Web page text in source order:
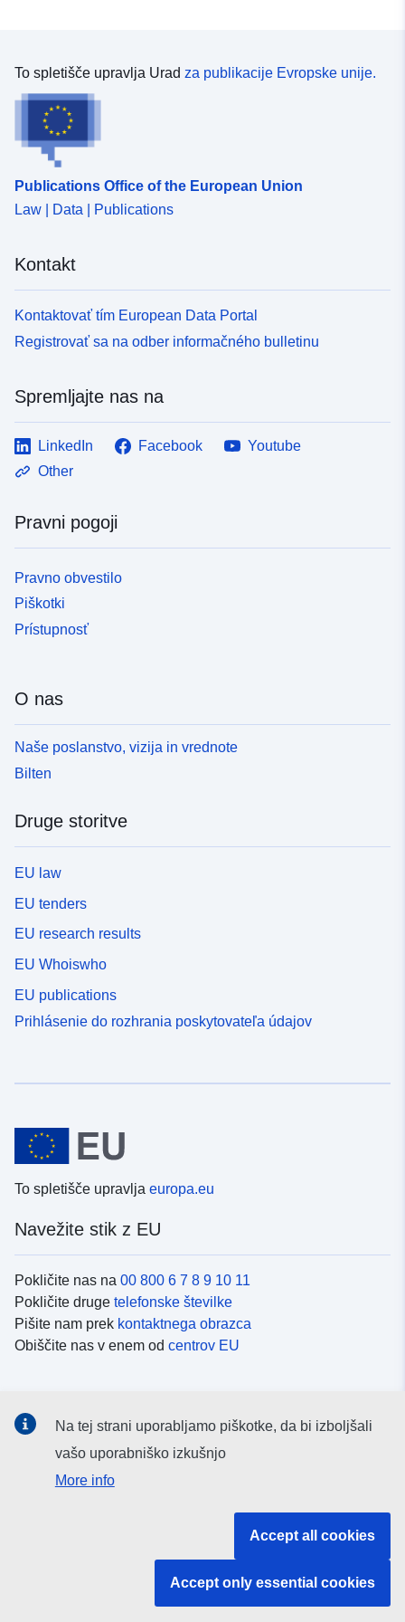
Tip: Polygon
Identifikatorji:
uriRef:
http://data.europa.eu/88u/dataset/
Periodičnost
dogodka:
To spletišče upravlja Urad za publikacije Evropske unije.
Publications Office of the European Union
Law | Data | Publications
Kontakt
Kontaktovať tím European Data Portal
Registrovať sa na odber informačného bulletinu
Spremljajte nas na
LinkedIn Facebook
Youtube
Other
Pravni pogoji
Pravno obvestilo
Piškotki
Prístupnosť
O nas
Naše poslanstvo, vizija in vrednote
Bilten
Druge storitve
EU law
EU tenders
EU research results
EU Whoiswho
EU publications
Prihlásenie do rozhrania poskytovateľa údajov
To spletišče upravlja europa.eu
Navežite stik z EU
Pokličite nas na 00 800 6 7 8 9 10 11
Pokličite druge telefonske številke
Pišite nam prek kontaktnega obrazca
Obiščite nas v enem od centrov EU
Iskanje podružbenih medijih EU
Na tej strani uporabljamo piškotke, da bi izboljšali
vašo uporabniško izkušnjo
More info
Accept all cookies
Accept only essential cookies